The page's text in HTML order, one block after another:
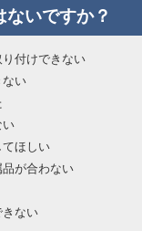
いですか？
付けできない
い
い
ほしい
が合わない
ない